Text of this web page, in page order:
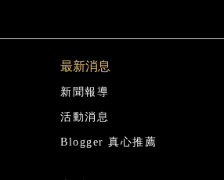
最新消息
新聞報導
活動消息
Blogger 真心推薦